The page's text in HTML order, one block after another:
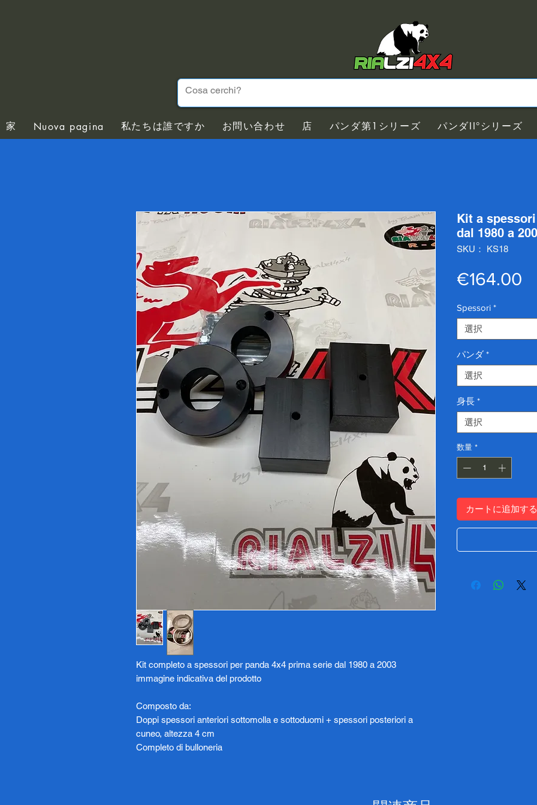
家 Nuova pagina 私たちは誰ですか お問い合わせ 店 パンダ第1シリーズ パンダII°シリーズ
Kit completo a spessori per panda 4x4 prima serie dal 1980 a 2003
immagine indicativa del prodotto
Composto da:
Doppi spessori anteriori sottomolla e sottoduomi + spessori posteriori a
cuneo, altezza 4 cm
Completo di bulloneria
Kit a
dal 1980 a
SKU： KS18
€164.00
Spessori *
選択
パンダ *
選択
身長 *
選択
数量 *
カートに追加する